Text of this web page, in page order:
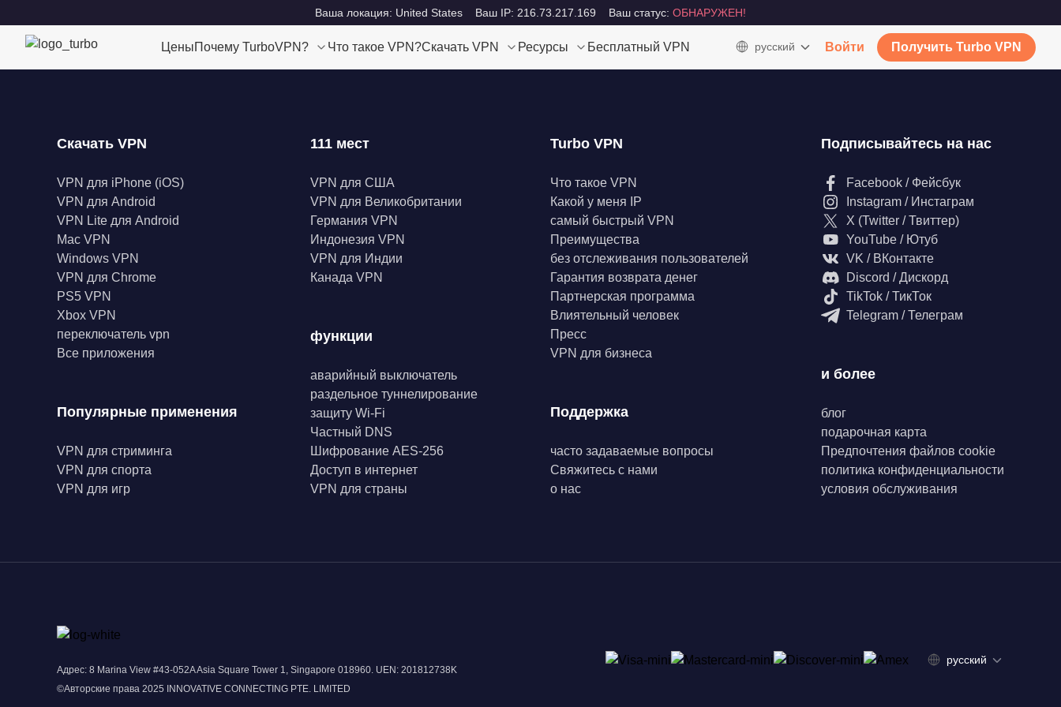
Ваша локация: United States Ваш IP: 216.73.217.169 Ваш статус: ОБНАРУЖЕН!
ЦеныПочему TurboVPN? Что такое VPN?Скачать VPN Ресурсы Бесплатный VPN русский Войти Получить Turbo VPN
Скачать VPN
VPN для iPhone (iOS)
VPN для Android
VPN Lite для Android
Mac VPN
Windows VPN
VPN для Chrome
PS5 VPN
Xbox VPN
переключатель vpn
Все приложения
Популярные применения
VPN для стриминга
VPN для спорта
VPN для игр
111 мест
VPN для США
VPN для Великобритании
Германия VPN
Индонезия VPN
VPN для Индии
Канада VPN
функции
аварийный выключатель
раздельное туннелирование
защиту Wi-Fi
Частный DNS
Шифрование AES-256
Доступ в интернет
VPN для страны
Turbo VPN
Что такое VPN
Какой у меня IP
самый быстрый VPN
Преимущества
без отслеживания пользователей
Гарантия возврата денег
Партнерская программа
Влиятельный человек
Пресс
VPN для бизнеса
Поддержка
часто задаваемые вопросы
Свяжитесь с нами
о нас
Подписывайтесь на нас
Facebook / Фейсбук
Instagram / Инстаграм
X (Twitter / Твиттер)
YouTube / Ютуб
VK / ВКонтакте
Discord / Дискорд
TikTok / ТикТок
Telegram / Телеграм
и более
блог
подарочная карта
Предпочтения файлов cookie
политика конфиденциальности
условия обслуживания
Адрес: 8 Marina View #43-052A Asia Square Tower 1, Singapore 018960. UEN: 201812738K
©Авторские права 2025 INNOVATIVE CONNECTING PTE. LIMITED
русский